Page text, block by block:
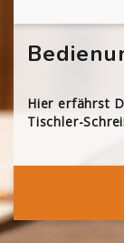
Hier erfährst
Tischler-